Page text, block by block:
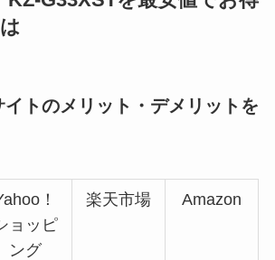
トのメリット・デメリットを
！
ョッピ
ング
楽天市場 Amazon